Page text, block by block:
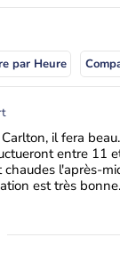
par Heure
il fera beau.
entre 11
chaudes l'après-
est très bonne.